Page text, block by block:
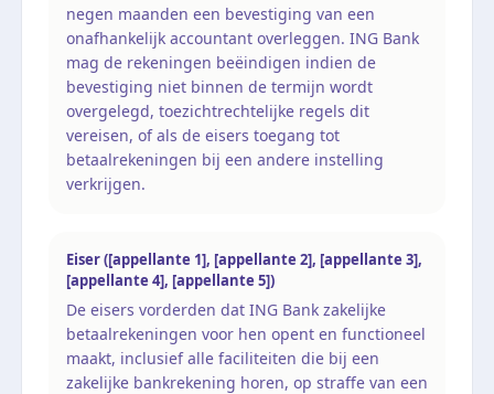
negen maanden een bevestiging van een
onafhankelijk accountant overleggen. ING Bank
mag de rekeningen beëindigen indien de
bevestiging niet binnen de termijn wordt
overgelegd, toezichtrechtelijke regels dit
vereisen, of als de eisers toegang tot
betaalrekeningen bij een andere instelling
verkrijgen.
Eiser ([appellante 1], [appellante 2], [appellante 3],
[appellante 4], [appellante 5])
De eisers vorderden dat ING Bank zakelijke
betaalrekeningen voor hen opent en functioneel
maakt, inclusief alle faciliteiten die bij een
zakelijke bankrekening horen, op straffe van een